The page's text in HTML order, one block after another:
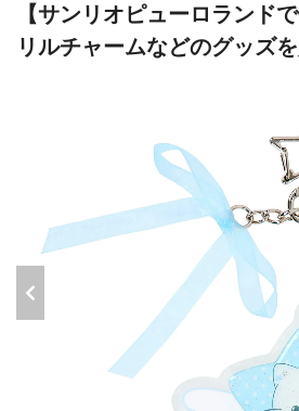
【サンリオピューロランド
リルチャームなどのグッズ